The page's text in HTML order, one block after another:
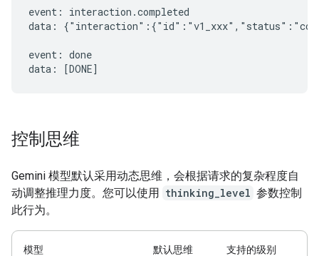
event: interaction.completed
data:
event: done
控制思维
Gemini 模型默认采用动态思维，会根据请求的复杂程度自
动调整推理力度。您可以使用 thinking_level 参数控制
此行为。
模型 默认思维 支持的级别